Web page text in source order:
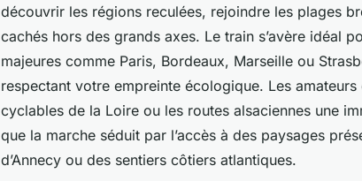
découvrir les régions reculées, rejoindre les plages
cachés hors des grands axes. Le train s’avère idéal
majeures comme Paris, Bordeaux, Marseille ou
respectant votre empreinte écologique. Les
cyclables de la Loire ou les routes alsaciennes une
que la marche séduit par l’accès à des paysages
d’Annecy ou des sentiers côtiers atlantiques.